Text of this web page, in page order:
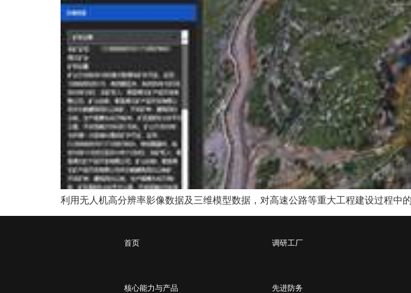
利用无人机高分辨率影像数据及三维模型数据，对高速公路等重大工程建设过程中
首页
核心能力与产品
调研工厂
先进防务